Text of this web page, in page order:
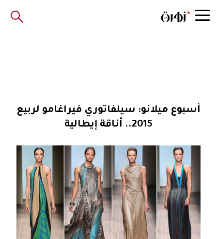
أسبوع ميلانو: سيلفاتوري فيراغامو لربيع
2015.. أناقة إيطالية